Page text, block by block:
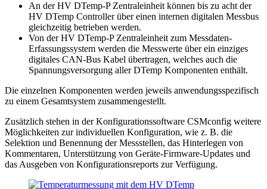
An der HV DTemp-P Zentraleinheit können bis zu acht der
HV DTemp Controller über einen internen digitalen Messbus
gleichzeitig betrieben werden.
Von der HV DTemp-P Zentraleinheit zum Messdaten-
Erfassungssystem werden die Messwerte über ein einziges
digitales CAN-Bus Kabel übertragen, welches auch die
Spannungsversorgung aller DTemp Komponenten enthält.
Die einzelnen Komponenten werden jeweils anwendungsspezifisch
zu einem Gesamtsystem zusammengestellt.
Zusätzlich stehen in der Konfigurationssoftware CSMconfig weitere
Möglichkeiten zur individuellen Konfiguration, wie z. B. die
Selektion und Benennung der Messstellen, das Hinterlegen von
Kommentaren, Unterstützung von Geräte-Firmware-Updates und
das Ausgeben von Konfigurationsreports zur Verfügung.